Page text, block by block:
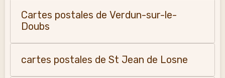
Cartes postales de Verdun-sur-le-
Doubs
cartes postales de St Jean de Losne